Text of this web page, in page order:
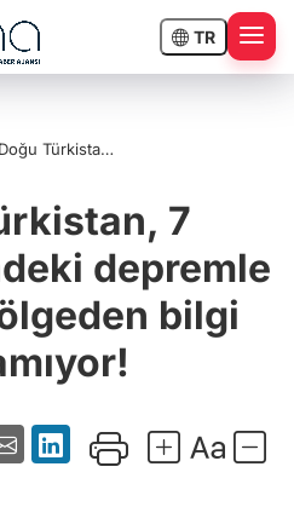
TR
Doğu Türkistan,
7
depremle
bilgi